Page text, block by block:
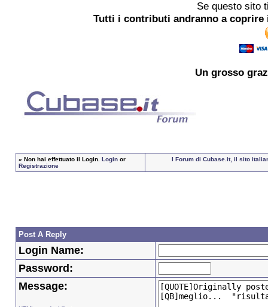
Se questo sito
Tutti i contributi andranno a
Un grosso
» Non hai effettuato il Login. Loginor
Registrazione
I Forum di Cubase.it, il sito
Post A Reply
Login Name:
Password:
Message: